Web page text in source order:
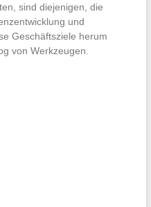
sind diejenigen, die
und
Geschäftsziele herum
von Werkzeugen.